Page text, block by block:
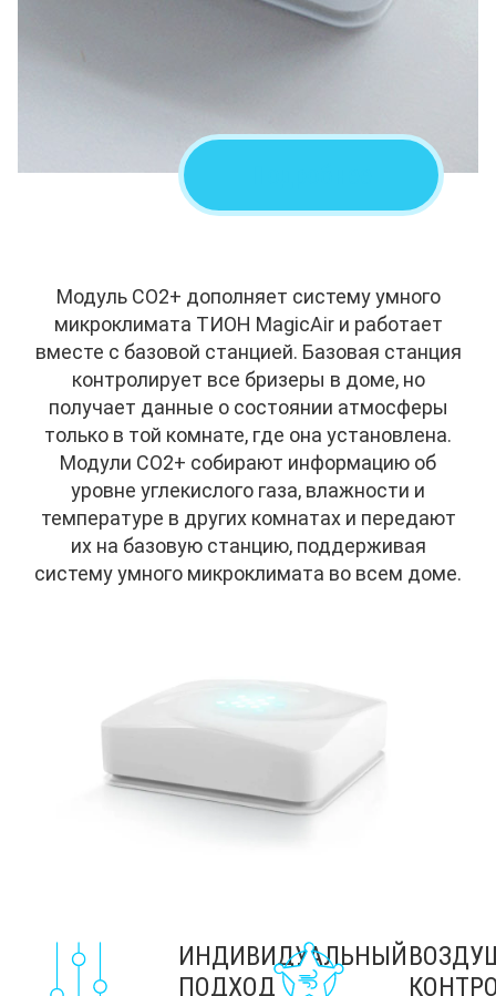
Модуль CO2+ дополняет систему умного
микроклимата ТИОН MagicAir и работает
вместе с базовой станцией. Базовая станция
контролирует все бризеры в доме, но
получает данные о состоянии атмосферы
только в той комнате, где она установлена.
Модули CO2+ собирают информацию об
уровне углекислого газа, влажности и
температуре в других комнатах и передают
их на базовую станцию, поддерживая
систему умного микроклимата во всем доме.
ИНДИВИДУАЛЬНЫЙ
ПОДХОД